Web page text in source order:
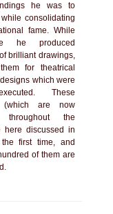
he was to
consolidating
fame. While
he produced
brilliant drawings,
for theatrical
which were
These
(which are now
throughout the
here discussed in
first time, and
of them are